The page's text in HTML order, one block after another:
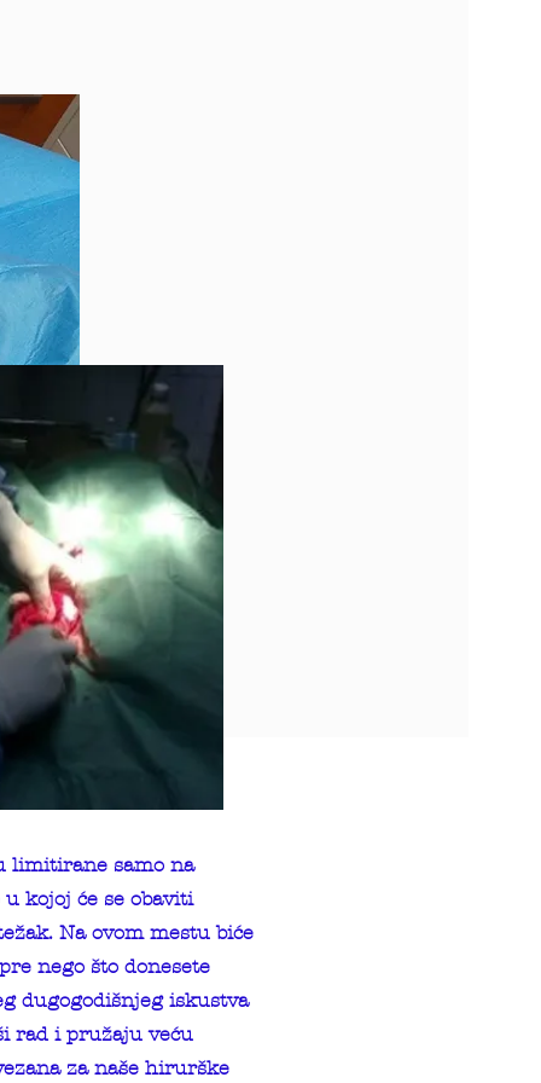
limitirane samo na
kojoj će se obaviti
Na ovom mestu biće
nego što donesete
dugogodišnjeg iskustva
rad i pružaju veću
za naše hirurške